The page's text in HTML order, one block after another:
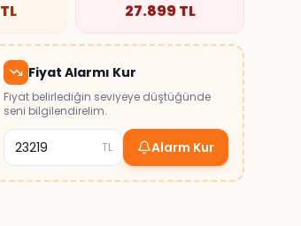
TL 27.899TL
Fiyat Alarmı Kur
Fiyat belirlediğin seviyeye düştüğünde
seni bilgilendirelim.
TL Alarm Kur